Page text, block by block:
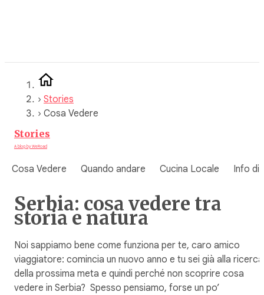
› Stories
› Cosa Vedere
Stories
A blog by WeRoad
Cosa Vedere Quando andare Cucina Locale Info di
Serbia: cosa vedere tra
storia e natura
Noi sappiamo bene come funziona per te, caro amico
viaggiatore: comincia un nuovo anno e tu sei già alla ricerca
della prossima meta e quindi perché non scoprire cosa
vedere in Serbia? Spesso pensiamo, forse un po’